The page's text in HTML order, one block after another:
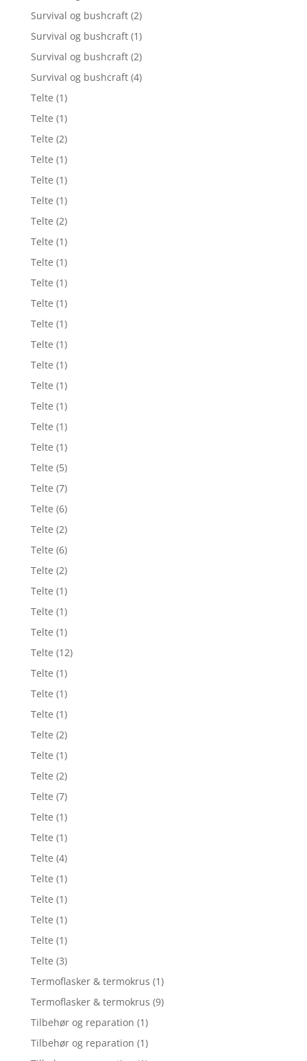
Survival og bushcraft (2)
Survival og bushcraft (1)
Survival og bushcraft (2)
Survival og bushcraft (4)
Telte (1)
Telte (1)
Telte (2)
Telte (1)
Telte (1)
Telte (1)
Telte (2)
Telte (1)
Telte (1)
Telte (1)
Telte (1)
Telte (1)
Telte (1)
Telte (1)
Telte (1)
Telte (1)
Telte (1)
Telte (1)
Telte (5)
Telte (7)
Telte (6)
Telte (2)
Telte (6)
Telte (2)
Telte (1)
Telte (1)
Telte (1)
Telte (12)
Telte (1)
Telte (1)
Telte (1)
Telte (2)
Telte (1)
Telte (2)
Telte (7)
Telte (1)
Telte (1)
Telte (4)
Telte (1)
Telte (1)
Telte (1)
Telte (1)
Telte (3)
Termoflasker & termokrus (1)
Termoflasker & termokrus (9)
Tilbehør og reparation (1)
Tilbehør og reparation (1)